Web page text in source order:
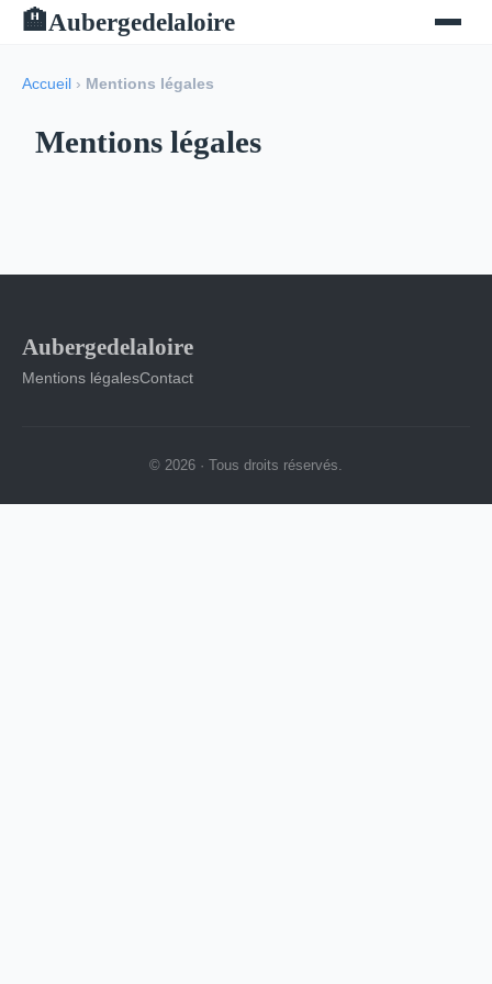
🏨Aubergedelaloire
Accueil › Mentions légales
Mentions légales
Aubergedelaloire
Mentions légalesContact
© 2026 · Tous droits réservés.